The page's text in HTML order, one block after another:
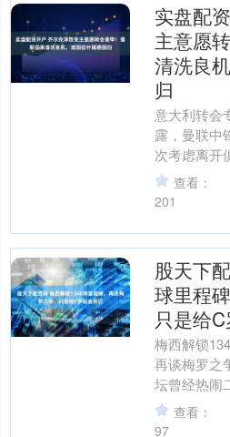
实盘配
主意愿
清洗良
归
意大利转会
露，曼联中
次考虑离开
前，这名25
老特拉福德
查看：
201
股天下
球里程
只是给
梅西解锁
再谈梅罗之
坛曾经热闹
早已沦为单
西用满格的
查看：
97